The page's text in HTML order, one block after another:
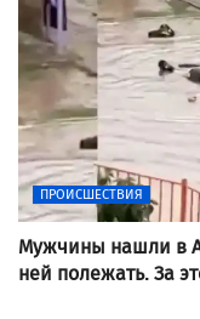
ПРОИСШЕСТВИЯ
Мужчины нашли в
ней полежать. За